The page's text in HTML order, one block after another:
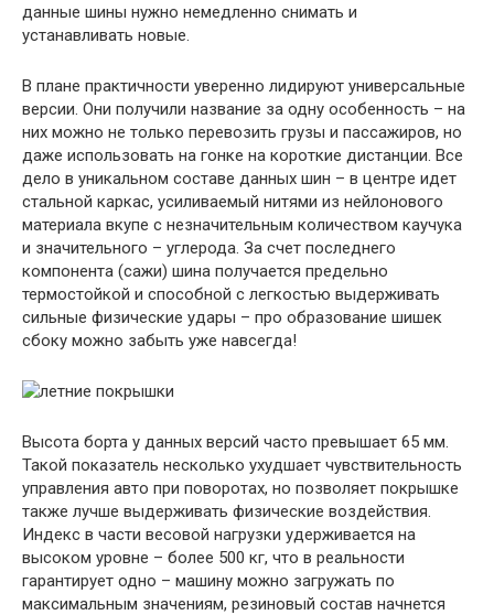
данные шины нужно немедленно снимать и
устанавливать новые.
В плане практичности уверенно лидируют универсальные
версии. Они получили название за одну особенность – на
них можно не только перевозить грузы и пассажиров, но
даже использовать на гонке на короткие дистанции. Все
дело в уникальном составе данных шин – в центре идет
стальной каркас, усиливаемый нитями из нейлонового
материала вкупе с незначительным количеством каучука
и значительного – углерода. За счет последнего
компонента (сажи) шина получается предельно
термостойкой и способной с легкостью выдерживать
сильные физические удары – про образование шишек
сбоку можно забыть уже навсегда!
Высота борта у данных версий часто превышает 65 мм.
Такой показатель несколько ухудшает чувствительность
управления авто при поворотах, но позволяет покрышке
также лучше выдерживать физические воздействия.
Индекс в части весовой нагрузки удерживается на
высоком уровне – более 500 кг, что в реальности
гарантирует одно – машину можно загружать по
максимальным значениям, резиновый состав начнется